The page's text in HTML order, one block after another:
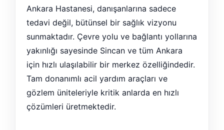
Ankara Hastanesi, danışanlarına sadece
tedavi değil, bütünsel bir sağlık vizyonu
sunmaktadır. Çevre yolu ve bağlantı yollarına
yakınlığı sayesinde Sincan ve tüm Ankara
için hızlı ulaşılabilir bir merkez özelliğindedir.
Tam donanımlı acil yardım araçları ve
gözlem üniteleriyle kritik anlarda en hızlı
çözümleri üretmektedir.